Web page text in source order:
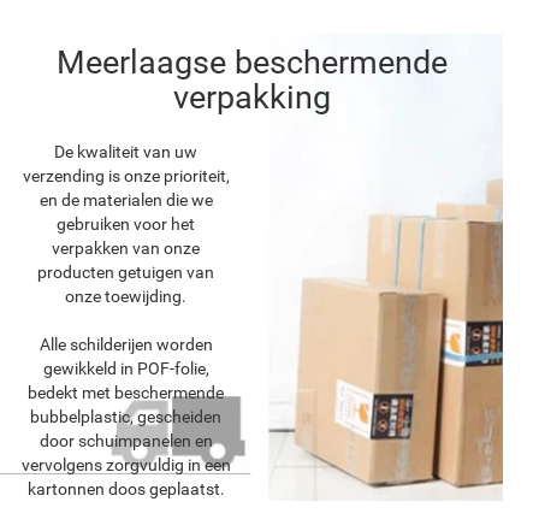
Meerlaagse beschermende
verpakking
De kwaliteit van uw
verzending is onze prioriteit,
en de materialen die we
gebruiken voor het
verpakken van onze
producten getuigen van
onze toewijding.
Alle schilderijen worden
gewikkeld in POF-folie,
bedekt met beschermende
bubbelplastic, gescheiden
door schuimpanelen en
vervolgens zorgvuldig in een
kartonnen doos geplaatst.